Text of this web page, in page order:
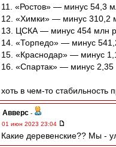
11. «Ростов» — минус 54,3
12. «Химки» — минус 310,2
13. ЦСКА — минус 454 млн
14. «Торпедо» — минус
15. «Краснодар» — минус
16. «Спартак» — минус 2,35
хоть в чем-то стабильность
Авверс -
01 июн 2023 23:04
Какие деревенские?? Мы -